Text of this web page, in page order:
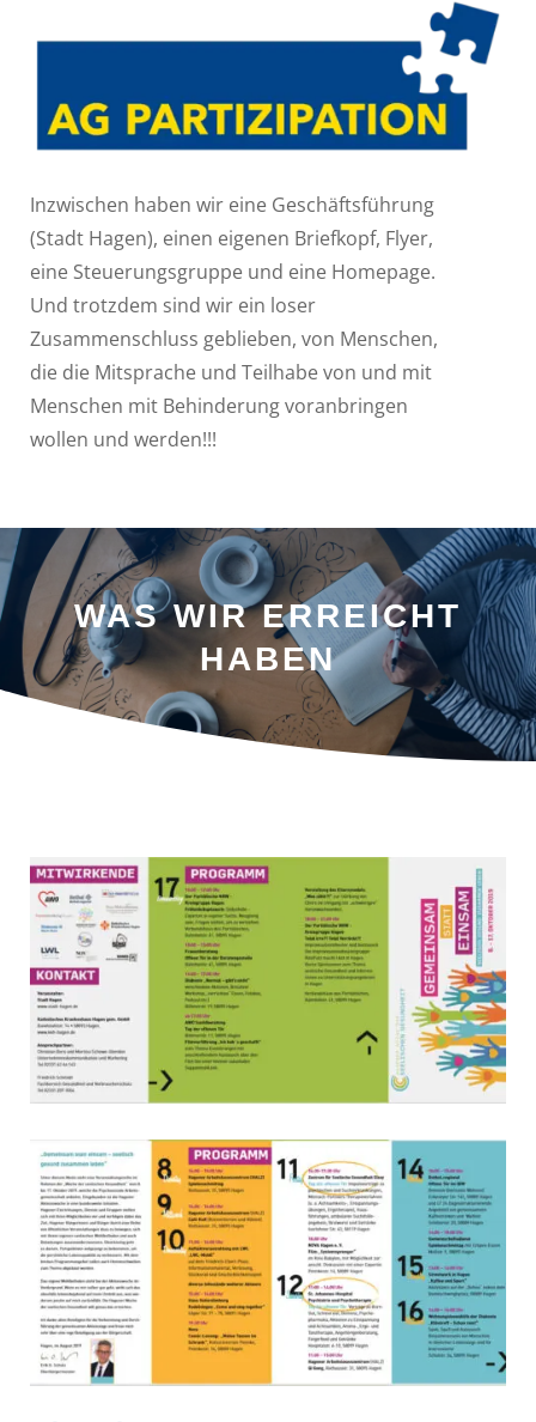
Inzwischen haben wir eine Geschäftsführung
(Stadt Hagen), einen eigenen Briefkopf, Flyer,
eine Steuerungsgruppe und eine Homepage.
Und trotzdem sind wir ein loser
Zusammenschluss geblieben, von Menschen,
die die Mitsprache und Teilhabe von und mit
Menschen mit Behinderung voranbringen
wollen und werden!!!
WAS WIR ERREICHT
HABEN